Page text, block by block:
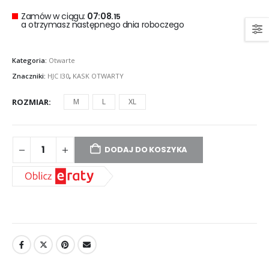
Zamów w ciągu: 07:08.14
a otrzymasz następnego dnia roboczego
Kategoria: Otwarte
Znaczniki: HJC I30, KASK OTWARTY
ROZMIAR M L XL
DODAJ DO KOSZYKA